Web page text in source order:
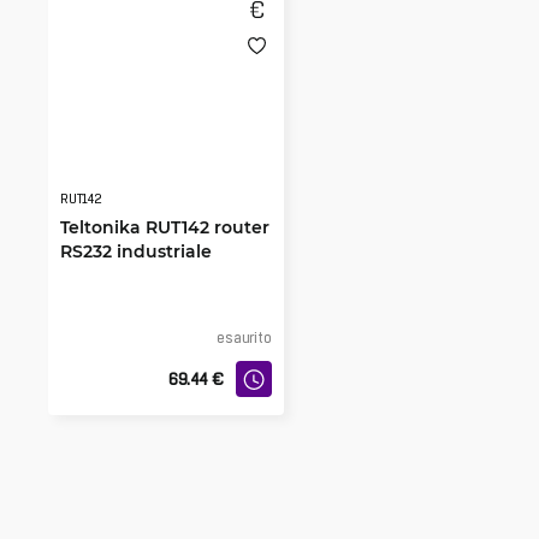
RUT142
Teltonika RUT142 router
RS232 industriale
esaurito
69.44 €